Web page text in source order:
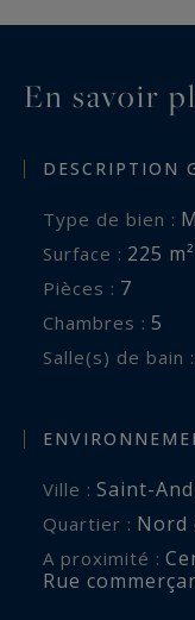
stationnement
Un bien rare,
Les
bien est exposé
En savoir
DESCRIPTION
Type de bien :
Surface : 225 m²
Pièces : 7
Chambres : 5
Salle(s) de bain :
Ville : Saint-
Quartier : Nord
A proximité :
Rue